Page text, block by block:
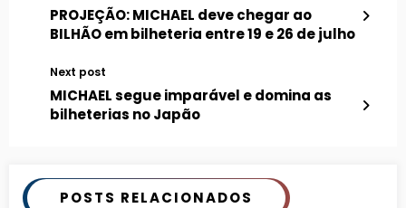
PROJEÇÃO: MICHAEL deve chegar ao
BILHÃO em bilheteria entre 19 e 26 de julho
Next post
MICHAEL segue imparável e domina as
bilheterias no Japão
POSTS RELACIONADOS